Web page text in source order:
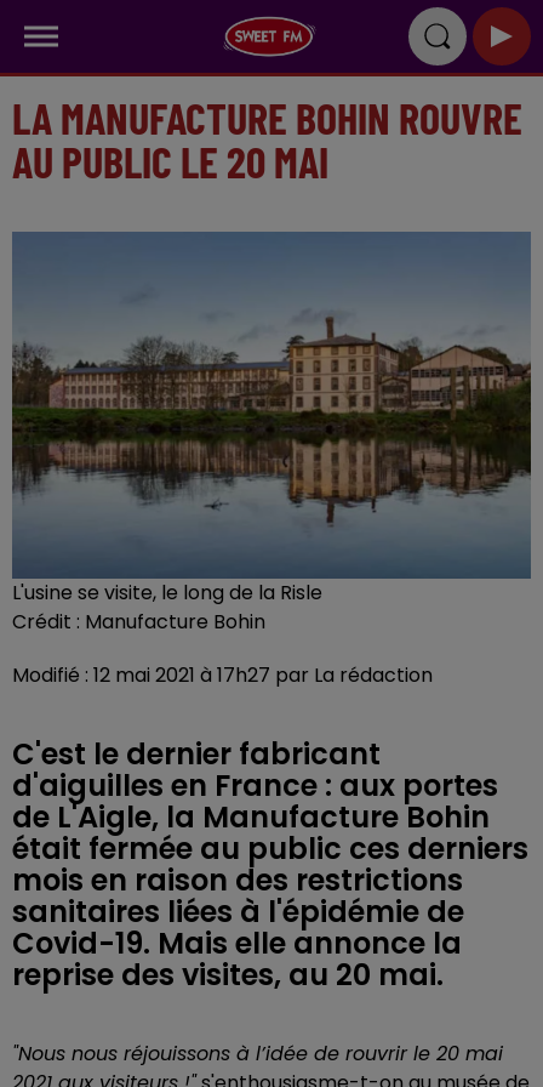
LA MANUFACTURE BOHIN ROUVRE
AU PUBLIC LE 20 MAI
L'usine se visite, le long de la Risle
Crédit : Manufacture Bohin
Modifié : 12 mai 2021 à 17h27 par La rédaction
C'est le dernier fabricant
d'aiguilles en France : aux portes
de L'Aigle, la Manufacture Bohin
était fermée au public ces derniers
mois en raison des restrictions
sanitaires liées à l'épidémie de
Covid-19. Mais elle annonce la
reprise des visites, au 20 mai.
"Nous nous réjouissons à l’idée de rouvrir le 20 mai